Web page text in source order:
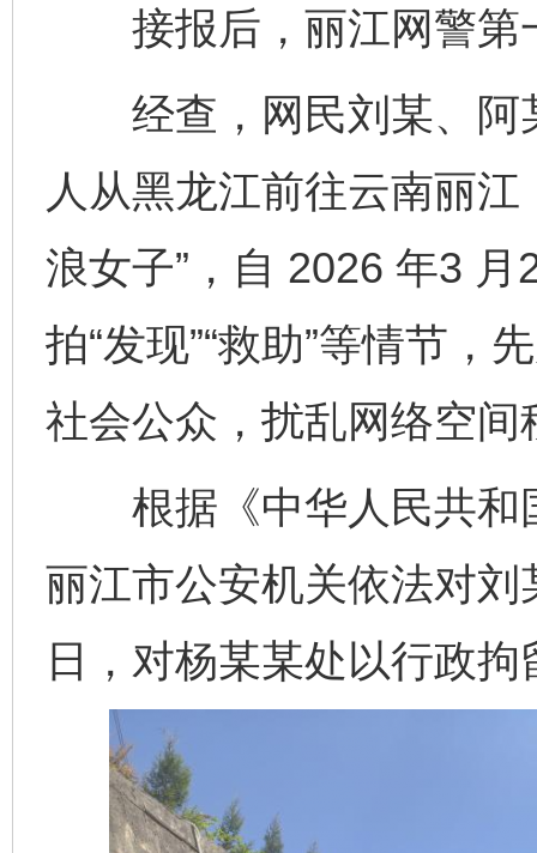
接报后，丽江网警第
经查，网民刘某、阿
人从黑龙江前往云南丽
浪女子”，自 2026 年3
拍“发现”“救助”等情节，
社会公众，扰乱网络空
根据《中华人民共和
丽江市公安机关依法对
日，对杨某某处以行政